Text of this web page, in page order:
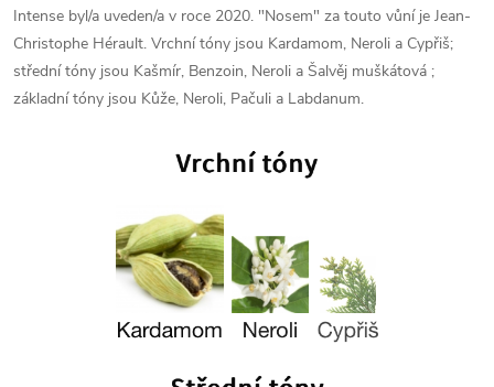
Intense byl/a uveden/a v roce 2020. "Nosem" za touto vůní je Jean-
Christophe Hérault. Vrchní tóny jsou Kardamom, Neroli a Cypřiš;
střední tóny jsou Kašmír, Benzoin, Neroli a Šalvěj muškátová ;
základní tóny jsou Kůže, Neroli, Pačuli a Labdanum.